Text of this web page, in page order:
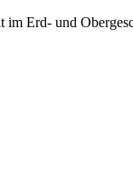
im Erd- und